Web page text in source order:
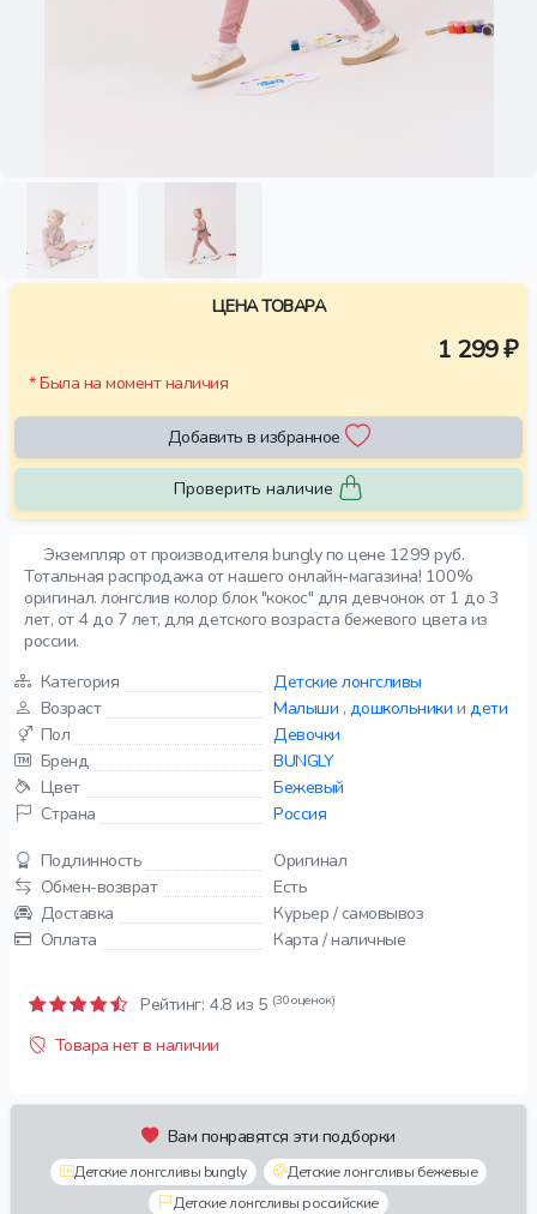
Экземпляр от производителя bungly по цене 1299 руб.
Тотальная распродажа от нашего онлайн-магазина! 100%
оригинал. лонгслив колор блок "кокос" для девчонок от 1 до 3
лет, от 4 до 7 лет, для детского возраста бежевого цвета из
россии.
Категория
Детские лонгсливы
Возраст
Малыши , дошкольники и дети
Пол
Девочки
Бренд
BUNGLY
Цвет
Бежевый
Страна
Россия
Подлинность
Оригинал
Обмен-возврат
Есть
Доставка
Курьер / самовывоз
Оплата
Карта / наличные
Рейтинг: 4.8 из 5 (30 оценок)
Товара нет в наличии
Вам понравятся эти подборки
Детские лонгсливы bungly
Детские лонгсливы бежевые
Детские лонгсливы российские
ЦЕНА ТОВАРА
1 299 ₽
* Была на момент наличия
Добавить в избранное
Проверить наличие